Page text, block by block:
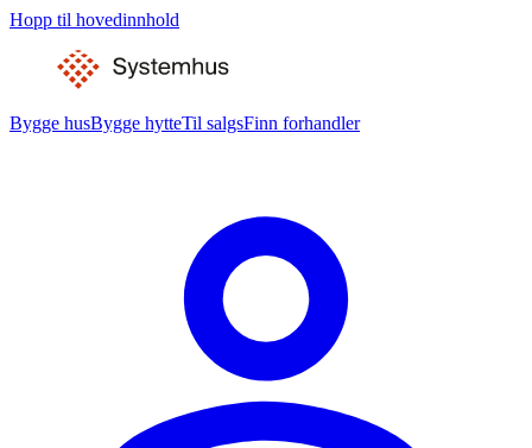
Hopp til hovedinnhold
Bygge husBygge hytteTil salgsFinn forhandler